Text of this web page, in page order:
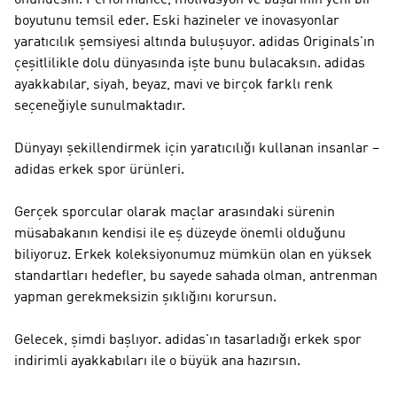
boyutunu temsil eder. Eski hazineler ve inovasyonlar
yaratıcılık şemsiyesi altında buluşuyor. adidas Originals'ın
çeşitlilikle dolu dünyasında işte bunu bulacaksın. adidas
ayakkabılar, siyah, beyaz, mavi ve birçok farklı renk
seçeneğiyle sunulmaktadır.
Dünyayı şekillendirmek için yaratıcılığı kullanan insanlar –
adidas erkek spor ürünleri.
Gerçek sporcular olarak maçlar arasındaki sürenin
müsabakanın kendisi ile eş düzeyde önemli olduğunu
biliyoruz. Erkek koleksiyonumuz mümkün olan en yüksek
standartları hedefler, bu sayede sahada olman, antrenman
yapman gerekmeksizin şıklığını korursun.
Gelecek, şimdi başlıyor. adidas'ın tasarladığı erkek spor
indirimli ayakkabıları ile o büyük ana hazırsın.